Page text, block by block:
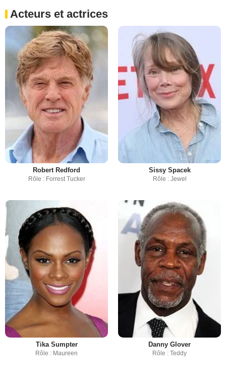
Acteurs et actrices
Robert Redford
Rôle : Forrest Tucker
Sissy Spacek
Rôle : Jewel
Tika Sumpter
Rôle : Maureen
Danny Glover
Rôle : Teddy